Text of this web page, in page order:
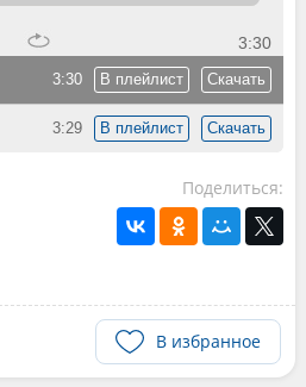
3:30
3:30 В плейлист Скачать
3:29 В плейлист Скачать
Поделиться:
В избранное